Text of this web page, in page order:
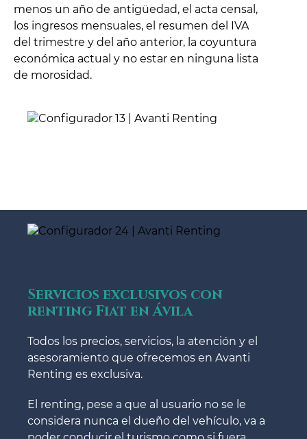
menos un año de antigüedad, el acta censal,
los ingresos mensuales, el resumen del IVA
del trimestre y del año anterior, la coyuntura
económica actual y no estar en ninguna lista
de morosidad.
Servicios exclusivos con
renting Fiat en Ávila
Todos los precios, servicios, la atención y el
asesoramiento que ofrecemos en Avanti
Renting es exclusiva.
El renting, pese a que al usuario no se le
considera nunca el dueño del vehículo, va a